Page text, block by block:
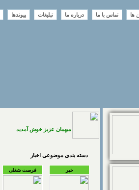
ها تماس با ما درباره ما تبلیغات پیوندها
میهمان عزیز خوش آمدید
دسته بندی موضوعی اخبار
خبر فرصت شغلی